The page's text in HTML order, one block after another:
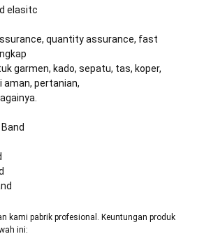
elasitc
quantity assurance, fast
garmen, kado, sepatu, tas, koper,
pertanian,
kami pabrik profesional. Keuntungan produk
ini: